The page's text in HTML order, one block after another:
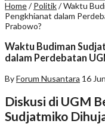
Home/Politik/Waktu
Pengkhianat dalam
Prabowo?
Waktu Budiman
dalam Perdebatan
ByForum Nusantara 16
Diskusi di UGM
Sudjatmiko